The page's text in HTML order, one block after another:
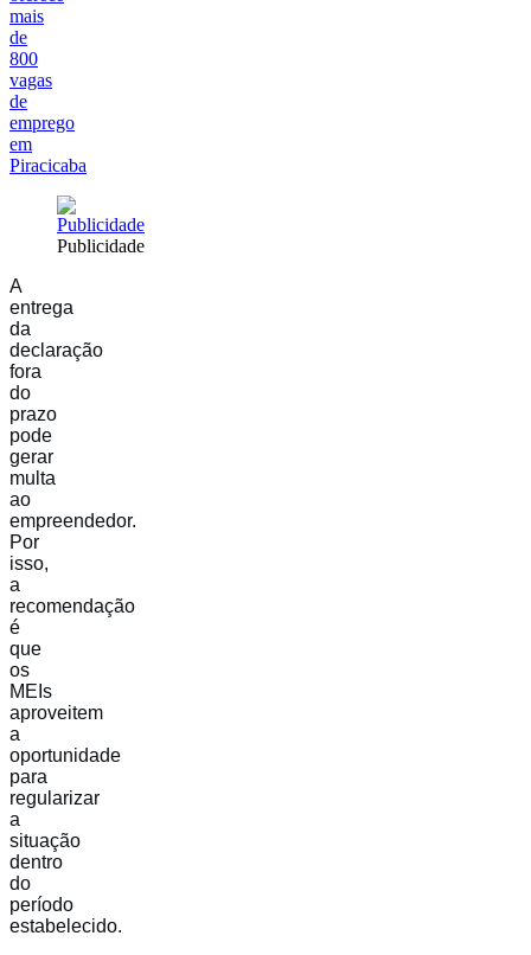
mais
de
800
vagas
de
emprego
em
Piracicaba
Publicidade
A
entrega
da
declaração
fora
do
prazo
pode
gerar
multa
ao
empreendedor.
Por
isso,
a
recomendação
é
que
os
MEIs
aproveitem
a
oportunidade
para
regularizar
a
situação
dentro
do
período
estabelecido.